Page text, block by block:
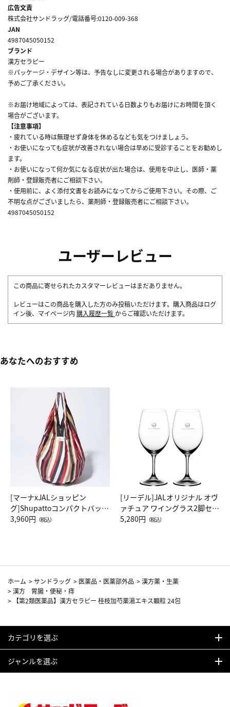
広告文責
株式会社サンドラッグ/電話番号:0120-009-368
JAN
4987045050152
ブランド
漢方セラピー
※パッケージ・デザイン等は、予告なしに変更される場合がありますので、
予めご了承ください。
※お届け地域によっては、表記されている日数よりもお届けにお時間を頂く
場合がございます。
【注意事項】
・疲れている時は無理せず身体を休めるなども気をつけましょう。
・お使いになっても症状が改善されない場合は早めに受診することをお勧めし
ます。
・お使いになって何か気になる症状が出た場合は、使用を中止し、医師・薬
剤師・登録販売者にご相談下さい。
・使用前に、よく添付文書をお読みになってからご使用下さい。その際、ご
不明な点がございましたら、薬剤師・登録販売者にご相談下さい。
4987045050152
ユーザーレビュー
この商品に寄せられたカスタマーレビューはまだありません。
レビューはこの商品を購入した方のみ投稿いただけます。購入商品はログ
イン後、マイページ内 購入履歴一覧 からご確認いただけます。
あなたへのおすすめ
[マーナxJALショッピン
グ]Shupattoコンパクトバッグ
Drop JAL客室乗務員（LC）ス
3,960円 （税込）
[リーデル]JALオリジナル オヴ
ァチュア ワイングラス2脚セッ
ト（レッドワイン）
5,280円 （税込）
ホーム >サンドラッグ > 医薬品・医薬部外品 >漢方薬・生薬
>漢方 胃腸・便秘・痔
>
【第2類医薬品】漢方セラピー 桂枝加芍薬湯エキス顆粒 24包
カテゴリを選ぶ
ジャンルを選ぶ